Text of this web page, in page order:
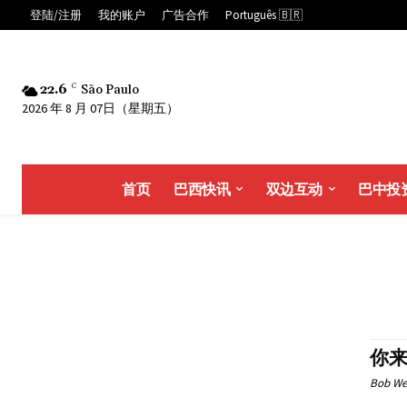
登陆/注册 我的账户 广告合作 Português 🇧🇷
22.6 C São Paulo
2026 年 8 月 07日（星期五）
首页 巴西快讯 双边互动 巴中投
你
Bob